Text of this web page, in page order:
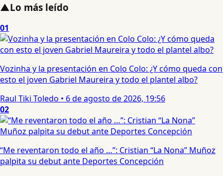
▲Lo más leído
01
Vozinha y la presentación en Colo Colo: ¿Y cómo queda con
esto el joven Gabriel Maureira y todo el plantel albo?
Raul Tiki Toledo • 6 de agosto de 2026, 19:56
02
“Me reventaron todo el año …”: Cristian “La Nona” Muñoz
palpita su debut ante Deportes Concepción